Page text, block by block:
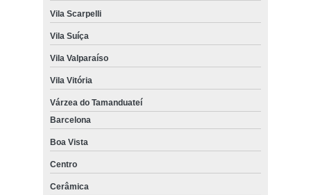
Vila Scarpelli
Vila Suíça
Vila Valparaíso
Vila Vitória
Várzea do Tamanduateí
Barcelona
Boa Vista
Centro
Cerâmica